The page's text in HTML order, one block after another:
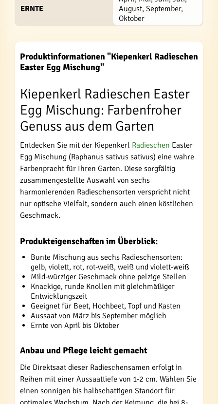
ERNTE
August, September,
Oktober
Produktinformationen "Kiepenkerl Radieschen
Easter Egg Mischung"
Kiepenkerl Radieschen Easter
Egg Mischung: Farbenfroher
Genuss aus dem Garten
Entdecken Sie mit der Kiepenkerl Radieschen Easter
Egg Mischung (Raphanus sativus sativus) eine wahre
Farbenpracht für Ihren Garten. Diese sorgfältig
zusammengestellte Auswahl von sechs
harmonierenden Radieschensorten verspricht nicht
nur optische Vielfalt, sondern auch einen köstlichen
Geschmack.
Produkteigenschaften im Überblick:
Bunte Mischung aus sechs Radieschensorten:
gelb, violett, rot, rot-weiß, weiß und violett-weiß
Mild-würziger Geschmack ohne pelzige Stellen
Knackige, runde Knollen mit gleichmäßiger
Entwicklungszeit
Geeignet für Beet, Hochbeet, Topf und Kasten
Aussaat von März bis September möglich
Ernte von April bis Oktober
Anbau und Pflege leicht gemacht
Die Direktsaat dieser Radieschensamen erfolgt in
Reihen mit einer Aussaattiefe von 1-2 cm. Wählen Sie
einen sonnigen bis halbschattigen Standort für